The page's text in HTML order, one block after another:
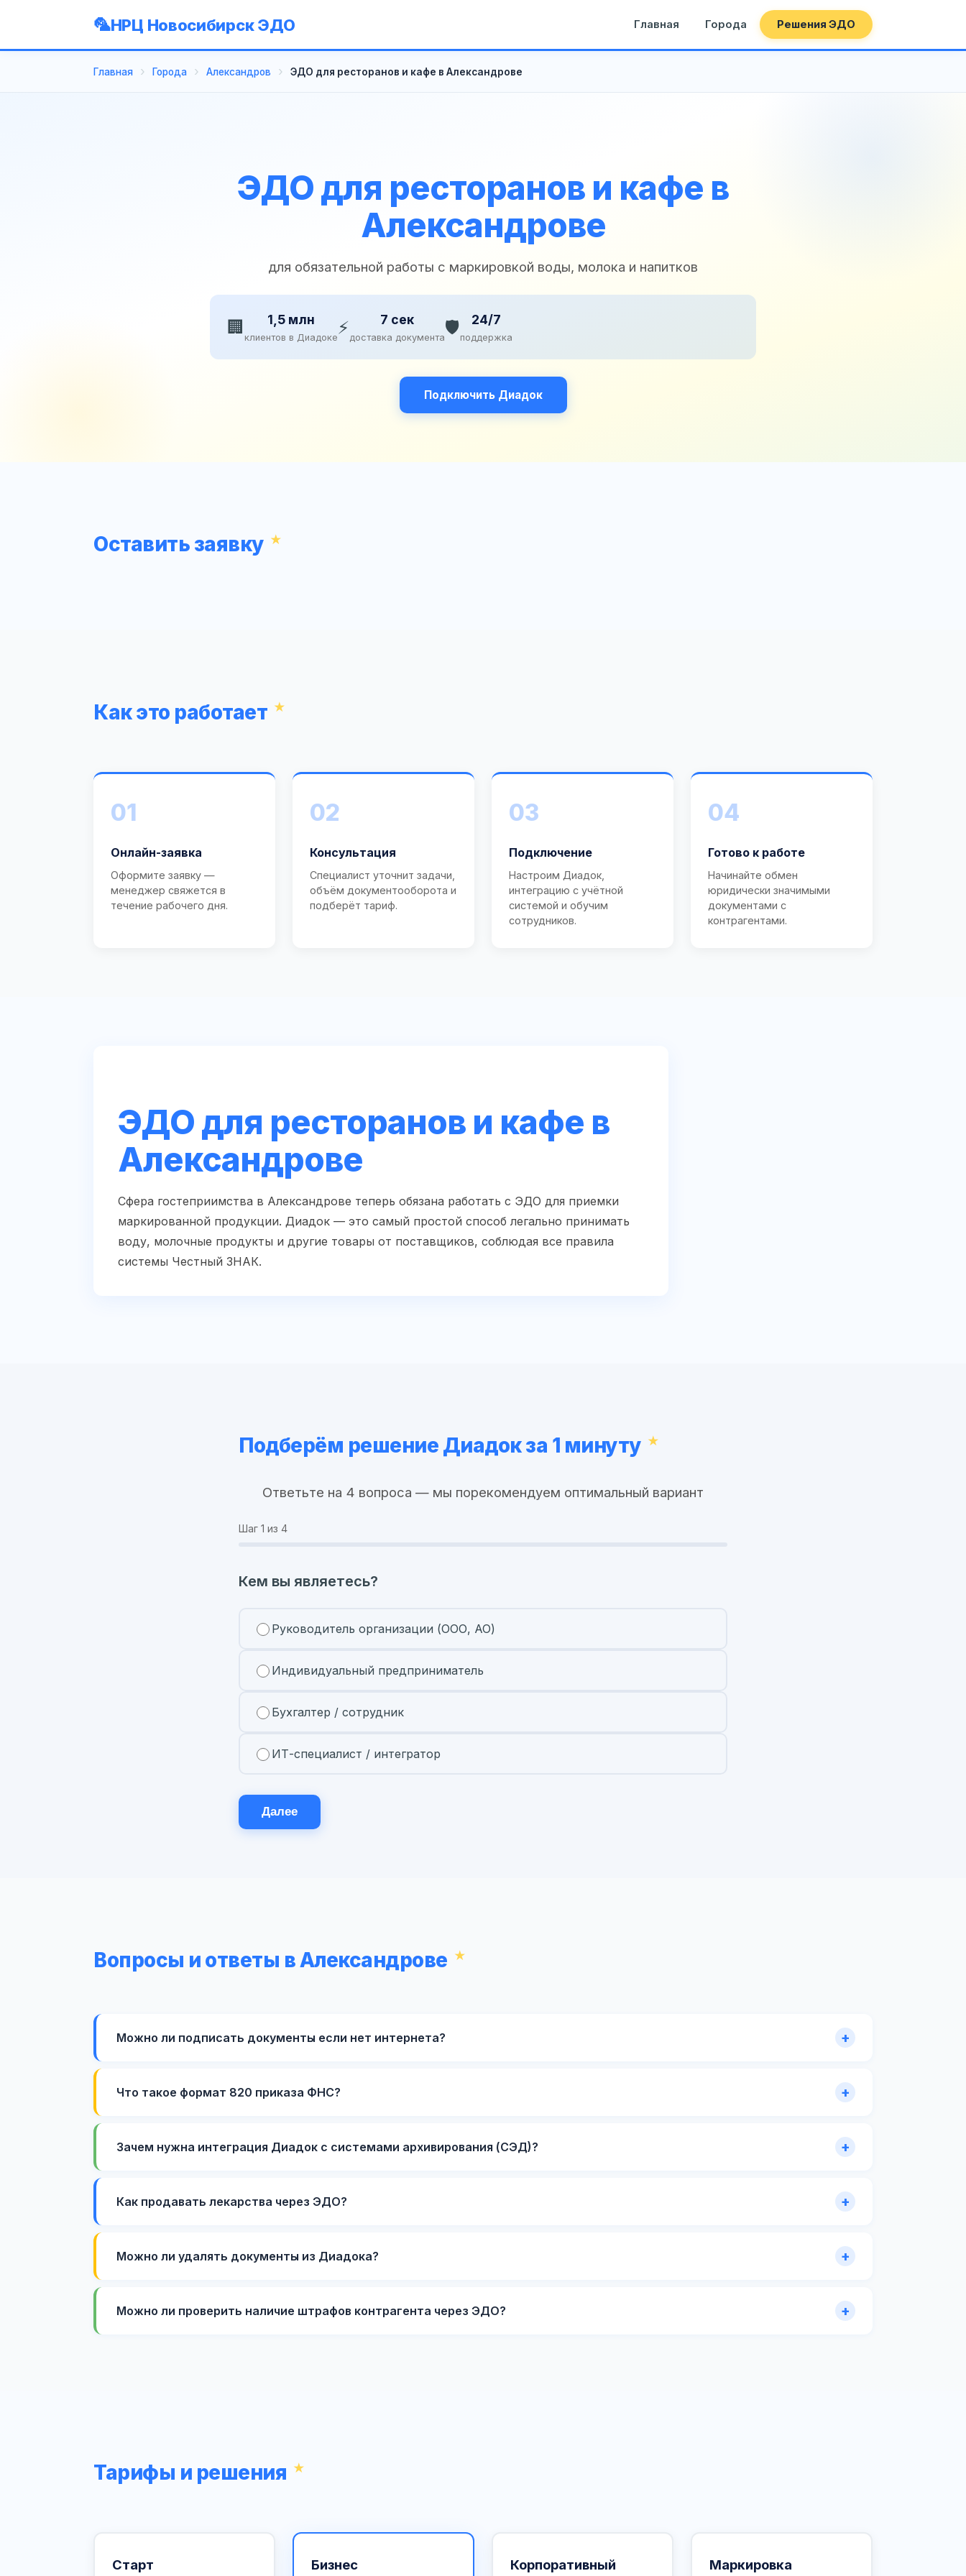
НРЦ Новосибирск ЭДО Главная Города Решения ЭДО
Главная Города Александров ЭДО для ресторанов и кафе в Александрове
ЭДО для ресторанов и кафе в
Александрове
для обязательной работы с маркировкой воды, молока и напитков
🏢 1,5 млн
клиентов в Диадоке ⚡ 7 сек
доставка документа🛡️ 24/7
поддержка
Подключить Диадок
Оставить заявку
Как это работает
01
Онлайн-заявка
Оформите заявку —
менеджер свяжется в
течение рабочего дня.
02
Консультация
Специалист уточнит задачи,
объём документооборота и
подберёт тариф.
03
Подключение
Настроим Диадок,
интеграцию с учётной
системой и обучим
сотрудников.
04
Готово к работе
Начинайте обмен
юридически значимыми
документами с
контрагентами.
ЭДО для ресторанов и кафе в
Александрове
Сфера гостеприимства в Александрове теперь обязана работать с ЭДО для приемки
маркированной продукции. Диадок — это самый простой способ легально принимать
воду, молочные продукты и другие товары от поставщиков, соблюдая все правила
системы Честный ЗНАК.
Подберём решение Диадок за 1 минуту
Ответьте на 4 вопроса — мы порекомендуем оптимальный вариант
Шаг 1 из 4
Кем вы являетесь?
Руководитель организации (ООО, АО)
Индивидуальный предприниматель
Бухгалтер / сотрудник
ИТ-специалист / интегратор
Далее
Вопросы и ответы в Александрове
Можно ли подписать документы если нет интернета?
Что такое формат 820 приказа ФНС?
Зачем нужна интеграция Диадок с системами архивирования (СЭД)?
Как продавать лекарства через ЭДО?
Можно ли удалять документы из Диадока?
Можно ли проверить наличие штрафов контрагента через ЭДО?
Тарифы и решения
Старт Бизнес Корпоративный Маркировка